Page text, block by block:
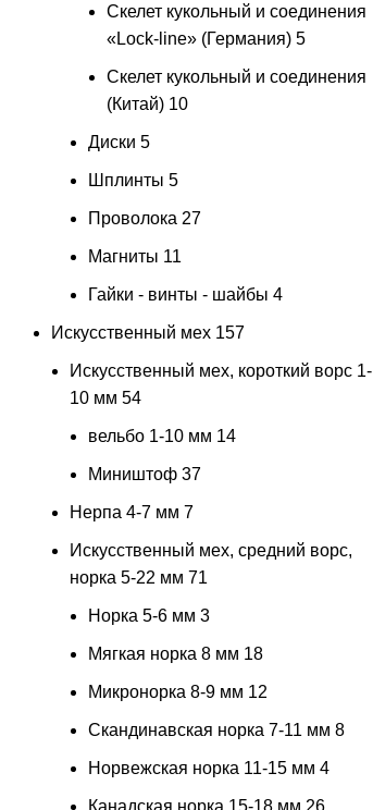
Скелет кукольный и соединения
«Lock-line» (Германия) 5
Скелет кукольный и соединения
(Китай) 10
Диски 5
Шплинты 5
Проволока 27
Магниты 11
Гайки - винты - шайбы 4
Искусственный мех 157
Искусственный мех, короткий ворс 1-
10 мм 54
вельбо 1-10 мм 14
Миништоф 37
Нерпа 4-7 мм 7
Искусственный мех, средний ворс,
норка 5-22 мм 71
Норка 5-6 мм 3
Мягкая норка 8 мм 18
Микронорка 8-9 мм 12
Скандинавская норка 7-11 мм 8
Норвежская норка 11-15 мм 4
Канадская норка 15-18 мм 26